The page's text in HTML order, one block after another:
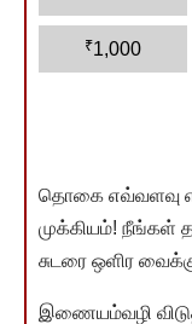
₹1,000
தொகை எவ்வளவு
முக்கியம்! நீங்கள்
சுடரை ஒளிர
இணையம்வழி